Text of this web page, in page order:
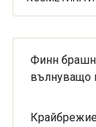
Финн
вълнуващо